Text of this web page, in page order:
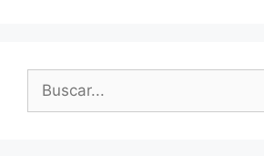
Buscar: